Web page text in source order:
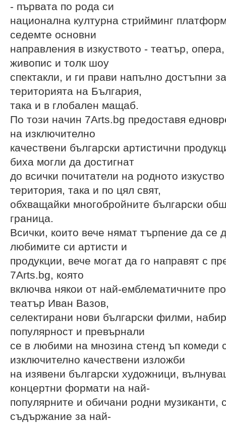
- първата по рода си
национална културна стрийминг
седемте основни
направления в изкуството - театър,
живопис и толк шоу
спектакли, и ги прави напълно достъпни
територията на България,
така и в глобален мащаб.
По този начин 7Arts.bg предоставя
на изключително
качествени български артистични
биха могли да достигнат
до всички почитатели на родното
територия, така и по цял свят,
обхващайки многобройните български
граница.
Всички, които вече нямат търпение да се
любимите си артисти и
продукции, вече могат да го направят с
7Arts.bg, която
включва някои от най-емблематичните
театър Иван Вазов,
селектирани нови български филми,
популярност и превърнали
се в любими на мнозина стенд ъп комеди
изключително качествени изложби
на изявени български художници,
концертни формати на най-
популярните и обичани родни музиканти,
съдържание за най-